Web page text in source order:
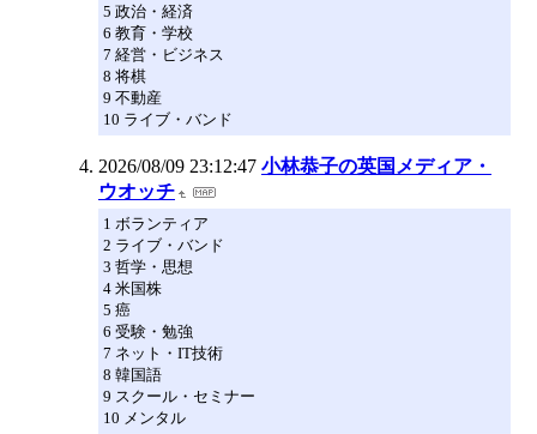
5 政治・経済
6 教育・学校
7 経営・ビジネス
8 将棋
9 不動産
10 ライブ・バンド
2026/08/09 23:12:47 小林恭子の英国メディア・
ウオッチ
1 ボランティア
2 ライブ・バンド
3 哲学・思想
4 米国株
5 癌
6 受験・勉強
7 ネット・IT技術
8 韓国語
9 スクール・セミナー
10 メンタル